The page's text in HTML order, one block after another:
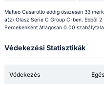
Matteo Casarotto eddig összesen 33
a(z) Olasz Serie C Group C-ben. Ebből
Percekenként átlagosan 0.00
Védekezési Statisztikák
Védekezés